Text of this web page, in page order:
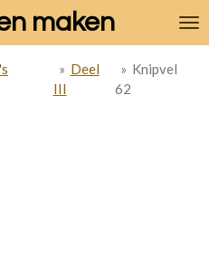
maken
» Deel
III
» Knipvel
62